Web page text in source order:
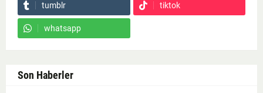
tumblr tiktok
whatsapp
Son Haberler